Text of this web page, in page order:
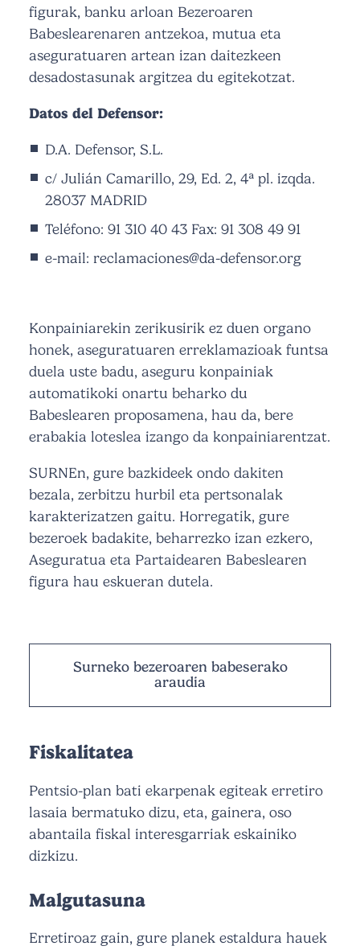
figurak, banku arloan Bezeroaren
Babeslearenaren antzekoa, mutua eta
aseguratuaren artean izan daitezkeen
desadostasunak argitzea du egitekotzat.
Datos del Defensor:
D.A. Defensor, S.L.
c/ Julián Camarillo, 29, Ed. 2, 4ª pl. izqda.
28037 MADRID
Teléfono: 91 310 40 43 Fax: 91 308 49 91
e-mail: reclamaciones@da-defensor.org
Konpainiarekin zerikusirik ez duen organo
honek, aseguratuaren erreklamazioak funtsa
duela uste badu, aseguru konpainiak
automatikoki onartu beharko du
Babeslearen proposamena, hau da, bere
erabakia loteslea izango da konpainiarentzat.
SURNEn, gure bazkideek ondo dakiten
bezala, zerbitzu hurbil eta pertsonalak
karakterizatzen gaitu. Horregatik, gure
bezeroek badakite, beharrezko izan ezkero,
Aseguratua eta Partaidearen Babeslearen
figura hau eskueran dutela.
Surneko bezeroaren babeserako
araudia
Fiskalitatea
Pentsio-plan bati ekarpenak egiteak erretiro
lasaia bermatuko dizu, eta, gainera, oso
abantaila fiskal interesgarriak eskainiko
dizkizu.
Malgutasuna
Erretiroaz gain, gure planek estaldura hauek